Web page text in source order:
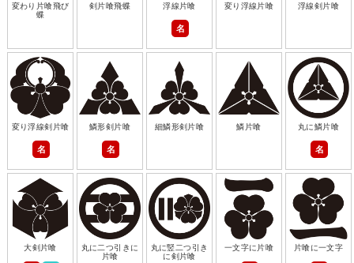
変わり片喰飛び
蝶
剣片喰飛蝶 浮線片喰
名
変り浮線片喰 浮線剣片喰
変り浮線剣片喰
名
鱗形剣片喰
名
細鱗形剣片喰 鱗片喰 丸に鱗片喰
名
大剣片喰
丸に二つ引きに
片喰
丸に竪二つ引き
に剣片喰
一文字に片喰 片喰に一文字